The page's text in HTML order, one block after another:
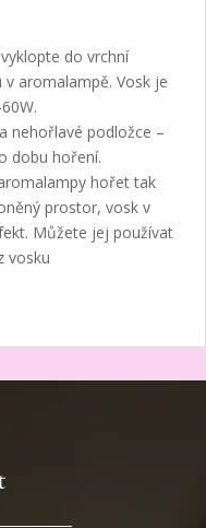
do vrchní
aromalampě. Vosk je
nehořlavé podložce –
dobu hoření.
hořet tak
prostor, vosk v
Můžete jej používat
vosku